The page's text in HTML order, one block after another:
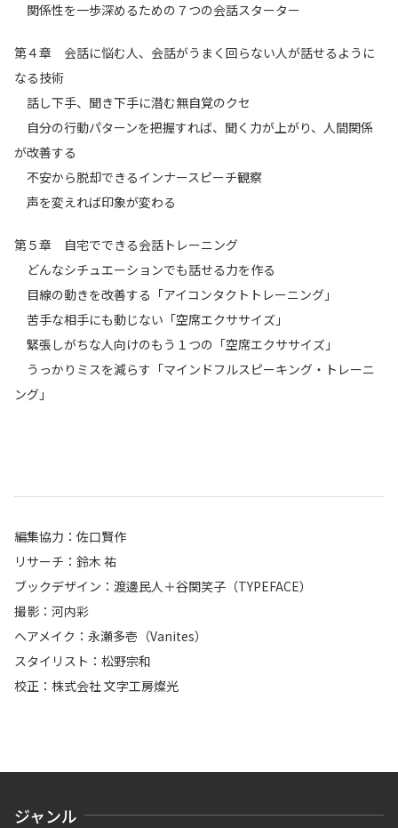
関係性を一歩深めるための７つの会話スターター
第４章 会話に悩む人、会話がうまく回らない人が話せるように
なる技術
話し下手、聞き下手に潜む無自覚のクセ
自分の行動パターンを把握すれば、聞く力が上がり、人間関係
が改善する
不安から脱却できるインナースピーチ観察
声を変えれば印象が変わる
第５章 自宅でできる会話トレーニング
どんなシチュエーションでも話せる力を作る
目線の動きを改善する「アイコンタクトトレーニング」
苦手な相手にも動じない「空席エクササイズ」
緊張しがちな人向けのもう１つの「空席エクササイズ」
うっかりミスを減らす「マインドフルスピーキング・トレーニ
ング」
編集協力：佐口賢作
リサーチ：鈴木 祐
ブックデザイン：渡邊民人＋谷関笑子（TYPEFACE）
撮影：河内彩
ヘアメイク：永瀬多壱（Vanites）
スタイリスト：松野宗和
校正：株式会社 文字工房燦光
ジャンル